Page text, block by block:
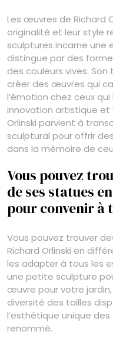
Les œuvres de Richard
originalité et leur style
sculptures incarne une
distingue par des
des couleurs vives.
créer des œuvres qui
l’émotion chez ceux
innovation artistique et
Orlinski parvient à
sculptural pour offrir
dans la mémoire de
Vous pouvez
de ses statues
pour convenir à
Vous pouvez trouver
Richard Orlinski en
les adapter à tous les
une petite sculpture
œuvre pour votre
diversité des tailles
l’esthétique unique
renommé.